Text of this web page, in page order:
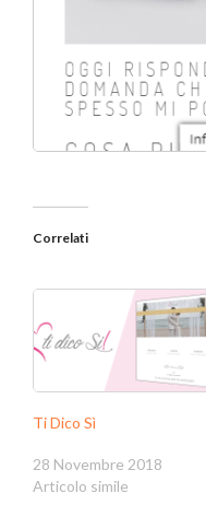
Correlati
Ti Dico Sì
28 Novembre 2018
Articolo simile